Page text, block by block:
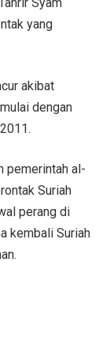
yang
akibat
dengan
pemerintah al-
Suriah
perang di
kembali Suriah